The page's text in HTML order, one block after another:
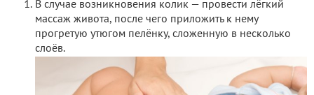
В случае возникновения колик — провести лёгкий
массаж живота, после чего приложить к нему
прогретую утюгом пелёнку, сложенную в несколько
слоёв.